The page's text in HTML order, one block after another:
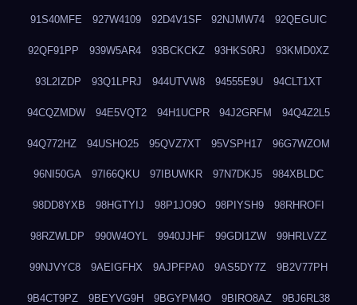
91S40MFE 927W4109 92D4V1SF 92NJMW74 92QEGUIC
92QF91PP 939W5AR4 93BCKCKZ 93HKS0RJ 93KMD0XZ
93L2IZDP 93Q1LPRJ 944UTVW8 94555E9U 94CLT1XT
94CQZMDW 94E5VQT2 94H1UCPR 94J2GRFM 94Q4Z2L5
94Q772HZ 94USHO25 95QVZ7XT 95VSPH17 96G7WZOM
96NI50GA 97I66QKU 97IBUWKR 97N7DKJ5 984XBLDC
98DD8YXB 98HGTYIJ 98P1JO9O 98PIYSH9 98RHROFI
98RZWLDP 990W4OYL 9940JJHF 99GDI1ZW 99HRLVZZ
99NJVYC8 9AEIGFHX 9AJPFPA0 9AS5DY7Z 9B2V77PH
9B4CT9PZ 9BEYVG9H 9BGYPM4O 9BIRO8AZ 9BJ6RL38